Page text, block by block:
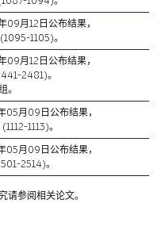
月12日公布结果，
1105)。
月12日公布结果，
2481)。
。
月09日公布结果，
1113)。
月09日公布结果，
2514)。
请参阅相关论文。